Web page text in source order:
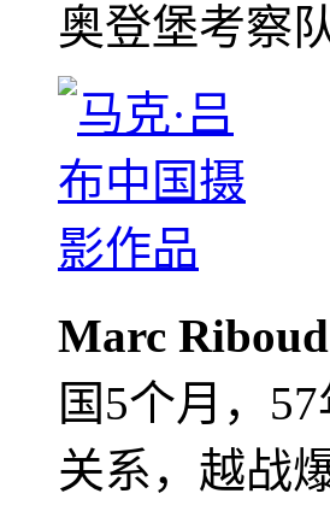
奥登堡考察
Marc
国5个月，
关系，越战